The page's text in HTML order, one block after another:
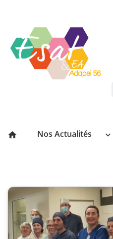
home Nos Actualités keyboard_arrow_down